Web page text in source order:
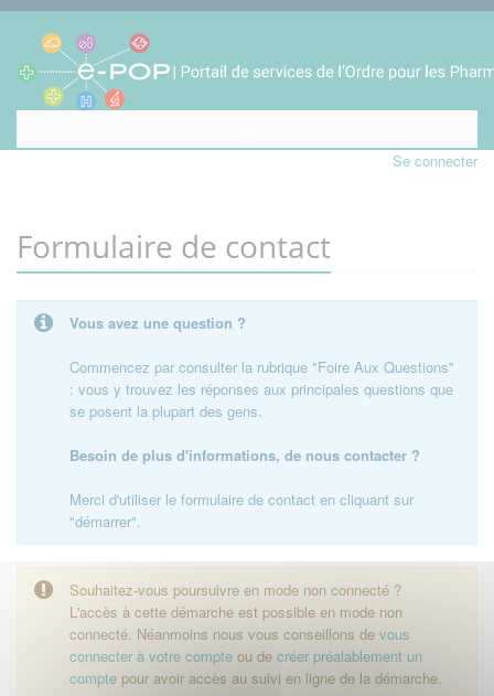
Se connecter
Formulaire de contact
Vous avez une question ?
Commencez par consulter la rubrique "Foire Aux Questions"
: vous y trouvez les réponses aux principales questions que
se posent la plupart des gens.
Besoin de plus d'informations, de nous contacter ?
Merci d'utiliser le formulaire de contact en cliquant sur
"démarrer".
Souhaitez-vous poursuivre en mode non connecté ?
L'accès à cette démarche est possible en mode non
connecté. Néanmoins nous vous conseillons de vous
connecter à votre compte ou de créer préalablement un
compte pour avoir accès au suivi en ligne de la démarche.